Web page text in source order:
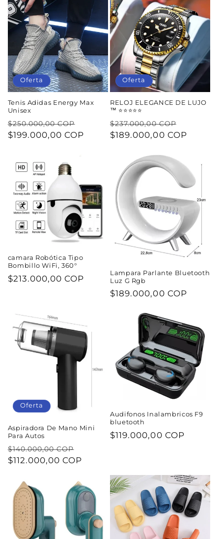
Oferta
Tenis Adidas Energy Max
Unisex
Precio
habitual
$250.000,00 COP
Precio
de
$199.000,00 COP
Oferta
RELOJ ELEGANCE DE LUJO
™️ ⭐⭐⭐⭐⭐
Precio
habitual
$237.000,00 COP
de
$189.000,00 COP
camara Robótica Tipo
Bombillo WiFi, 360°
Precio
$213.000,00 COP
Lampara Parlante Bluetooth
Luz G Rgb
Precio
$189.000,00 COP
Oferta
Aspiradora De Mano Mini
Para Autos
Precio
habitual
$140.000,00 COP
de
$112.000,00 COP
Audifonos Inalambricos F9
bluetooth
Precio
$119.000,00 COP